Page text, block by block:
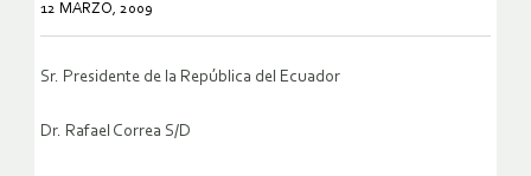
12 MARZO, 2009
Sr. Presidente de la República del Ecuador
Dr. Rafael Correa S/D